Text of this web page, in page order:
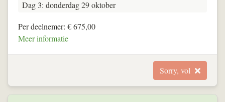
Dag 3: donderdag 29 oktober
Per deelnemer: € 675,00
Meer informatie
Sorry, vol